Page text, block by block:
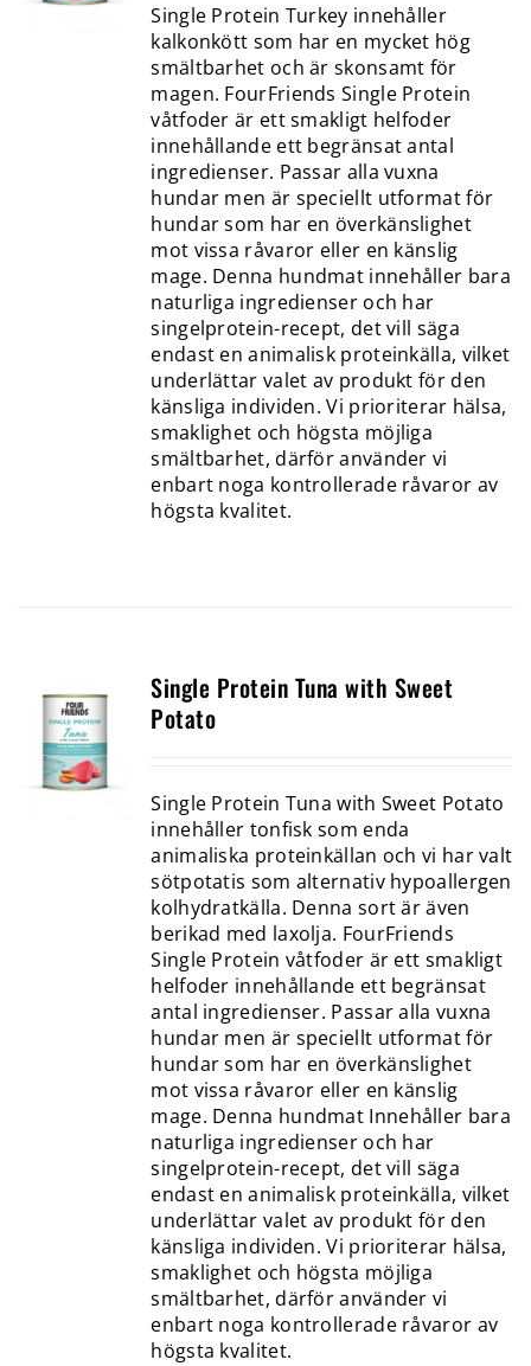
Single Protein Turkey innehåller
kalkonkött som har en mycket hög
smältbarhet och är skonsamt för
magen. FourFriends Single Protein
våtfoder är ett smakligt helfoder
innehållande ett begränsat antal
ingredienser. Passar alla vuxna
hundar men är speciellt utformat för
hundar som har en överkänslighet
mot vissa råvaror eller en känslig
mage. Denna hundmat innehåller bara
naturliga ingredienser och har
singelprotein-recept, det vill säga
endast en animalisk proteinkälla, vilket
underlättar valet av produkt för den
känsliga individen. Vi prioriterar hälsa,
smaklighet och högsta möjliga
smältbarhet, därför använder vi
enbart noga kontrollerade råvaror av
högsta kvalitet.
Single Protein Tuna with Sweet
Potato
Single Protein Tuna with Sweet Potato
innehåller tonfisk som enda
animaliska proteinkällan och vi har valt
sötpotatis som alternativ hypoallergen
kolhydratkälla. Denna sort är även
berikad med laxolja. FourFriends
Single Protein våtfoder är ett smakligt
helfoder innehållande ett begränsat
antal ingredienser. Passar alla vuxna
hundar men är speciellt utformat för
hundar som har en överkänslighet
mot vissa råvaror eller en känslig
mage. Denna hundmat Innehåller bara
naturliga ingredienser och har
singelprotein-recept, det vill säga
endast en animalisk proteinkälla, vilket
underlättar valet av produkt för den
känsliga individen. Vi prioriterar hälsa,
smaklighet och högsta möjliga
smältbarhet, därför använder vi
enbart noga kontrollerade råvaror av
högsta kvalitet.